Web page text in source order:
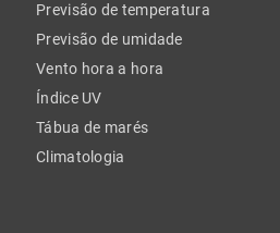
Previsão de temperatura
Previsão de umidade
Vento hora a hora
Índice UV
Tábua de marés
Climatologia